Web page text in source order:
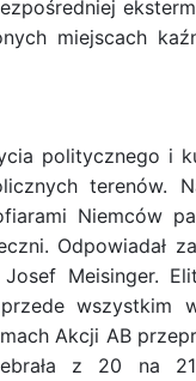
miejscach
politycznego i
terenów.
Niemców
Odpowiadał
Meisinger.
Akcji AB
z 20 na